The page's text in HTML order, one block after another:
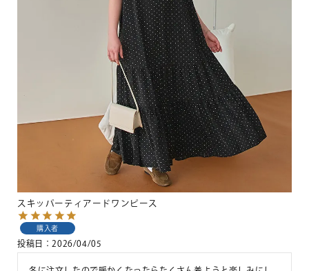
スキッパーティアードワンピース
購入者
投稿日 2026/04/05